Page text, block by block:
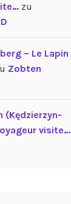
zu
– Le Lapin
Zobten
(Kędzierzyn-
visite…